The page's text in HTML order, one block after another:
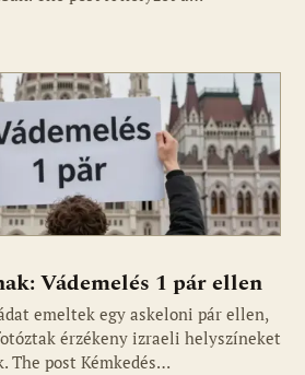
Vádemelés 1 pár ellen
emeltek egy askeloni pár ellen,
érzékeny izraeli helyszíneket
The post Kémkedés…